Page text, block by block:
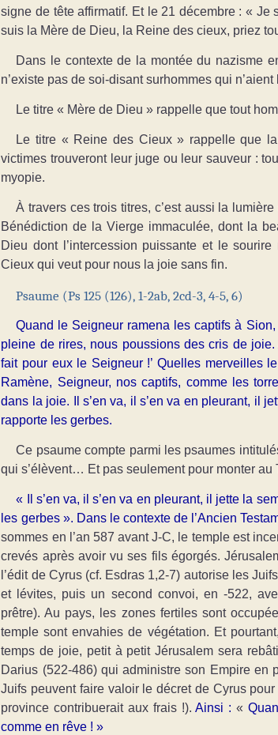
signe de tête affirmatif. Et le 21 décembre : «
suis la Mère de Dieu, la Reine des cieux, priez
Dans le contexte de la montée du nazisme
n’existe pas de soi-disant surhommes qui
Le titre « Mère de Dieu » rappelle que tout
Le titre « Reine des Cieux » rappelle que
victimes trouveront leur juge ou leur sauveur :
myopie.
À travers ces trois titres, c’est aussi la
Bénédiction de la Vierge immaculée, dont la
Dieu dont l’intercession puissante et le
Cieux qui veut pour nous la joie sans fin.
Psaume (Ps 125 (126), 1-2ab, 2cd-3, 4-5, 6)
Quand le Seigneur ramena les captifs à
pleine de rires, nous poussions des cris de
fait pour eux le Seigneur !’ Quelles merveilles
Ramène, Seigneur, nos captifs, comme les
dans la joie. Il s’en va, il s’en va en pleurant, il
rapporte les gerbes.
Ce psaume compte parmi les psaumes
qui s’élèvent… Et pas seulement pour monter au
« Il s’en va, il s’en va en pleurant, il jette la
les gerbes ». Dans le contexte de l’Ancien
sommes en l’an 587 avant J-C, le temple est
crevés après avoir vu ses fils égorgés.
l’édit de Cyrus (cf. Esdras 1,2-7) autorise les
et lévites, puis un second convoi, en -522,
prêtre). Au pays, les zones fertiles sont
temple sont envahies de végétation. Et
temps de joie, petit à petit Jérusalem sera
Darius (522-486) qui administre son Empire en
Juifs peuvent faire valoir le décret de Cyrus
province contribuerait aux frais !). Ainsi : «
comme en rêve ! »